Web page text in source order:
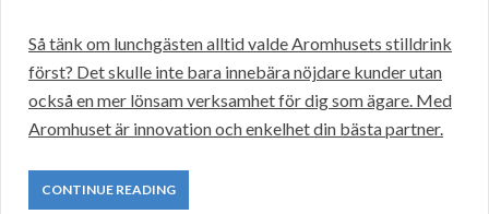
Så tänk om lunchgästen alltid valde Aromhusets stilldrink
först? Det skulle inte bara innebära nöjdare kunder utan
också en mer lönsam verksamhet för dig som ägare. Med
Aromhuset är innovation och enkelhet din bästa partner.
CONTINUE READING